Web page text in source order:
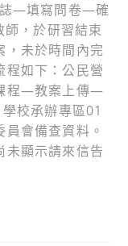
—填寫問卷—確
，於研習結束
，未於時間內完
程如下：公民營
程—教案上傳—
校承辦專區01
會備查資料。
未顯示請來信告